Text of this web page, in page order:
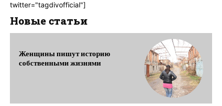
twitter="tagdivofficial"]
Новые статьи
Женщины пишут историю
собственными жизнями